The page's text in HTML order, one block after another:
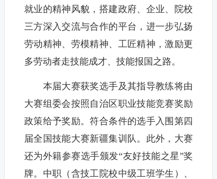
就业的精神风貌，搭建政府、企业、院校
三方深入交流与合作的平台，进一步弘扬
劳动精神、劳模精神、工匠精神，激励更
多劳动者走技能成才、技能报国之路。
本届大赛获奖选手及其指导教练将由
大赛组委会按照自治区职业技能竞赛奖励
政策给予奖励。符合条件的选手入围第四
届全国技能大赛新疆集训队。此外，大赛
还为外籍参赛选手颁发“友好技能之星”奖
牌。中职（含技工院校中级工班学生）、